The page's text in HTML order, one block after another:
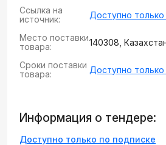
Ссылка на
источник:
Доступно
Место поставки
товара:
140308,
Сроки поставки
товара:
Доступно
Информация о тендере:
Доступно только по подписке